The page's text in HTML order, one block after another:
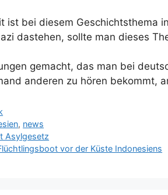
ist bei diesem Geschichtsthema
dastehen, sollte man dieses
gemacht, das man bei
anderen zu hören bekommt,
, news
Asylgesetz
vor der Küste Indonesiens